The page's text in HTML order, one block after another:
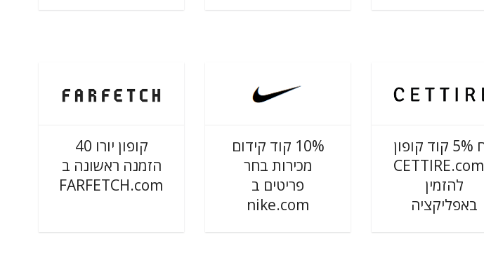
קח 5% קוד קופון
ב CETTIRE.com
להזמין
באפליקציה
10% קוד קידום
מכירות בחר
פריטים ב
nike.com
קופון יורו 40
הזמנה ראשונה ב
FARFETCH.com